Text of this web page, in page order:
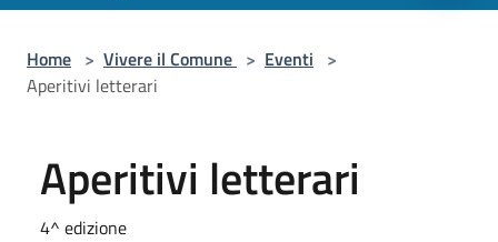
Home > Vivere il Comune > Eventi >
Aperitivi letterari
Aperitivi letterari
4^ edizione